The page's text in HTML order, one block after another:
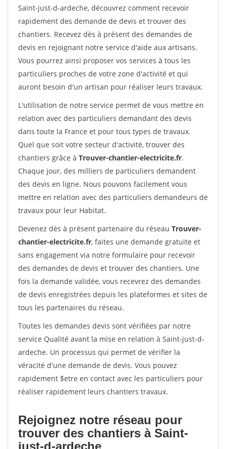
Saint-just-d-ardeche, découvrez comment recevoir
rapidement des demande de devis et trouver des
chantiers. Recevez dès à présent des demandes de
devis en rejoignant notre service d'aide aux artisans.
Vous pourrez ainsi proposer vos services à tous les
particuliers proches de votre zone d'activité et qui
auront besoin d'un artisan pour réaliser leurs travaux.
L'utilisation de notre service permet de vous mettre en
relation avec des particuliers demandant des devis
dans toute la France et pour tous types de travaux.
Quel que soit votre secteur d'activité, trouver des
chantiers grâce à Trouver-chantier-electricite.fr.
Chaque jour, des milliers de particuliers demandent
des devis en ligne. Nous pouvons facilement vous
mettre en relation avec des particuliers demandeurs de
travaux pour leur Habitat.
Devenez dès à présent partenaire du réseau Trouver-
chantier-electricite.fr, faites une demande gratuite et
sans engagement via notre formulaire pour recevoir
des demandes de devis et trouver des chantiers. Une
fois la demande validée, vous recevrez des demandes
de devis enregistrées depuis les plateformes et sites de
tous les partenaires du réseau.
Toutes les demandes devis sont vérifiées par notre
service Qualité avant la mise en relation à Saint-just-d-
ardeche. Un processus qui permet de vérifier la
véracité d'une demande de devis. Vous pouvez
rapidement $etre en contact avec les particuliers pour
réaliser rapidement leurs chantiers travaux.
Rejoignez notre réseau pour
trouver des chantiers à Saint-
just-d-ardeche